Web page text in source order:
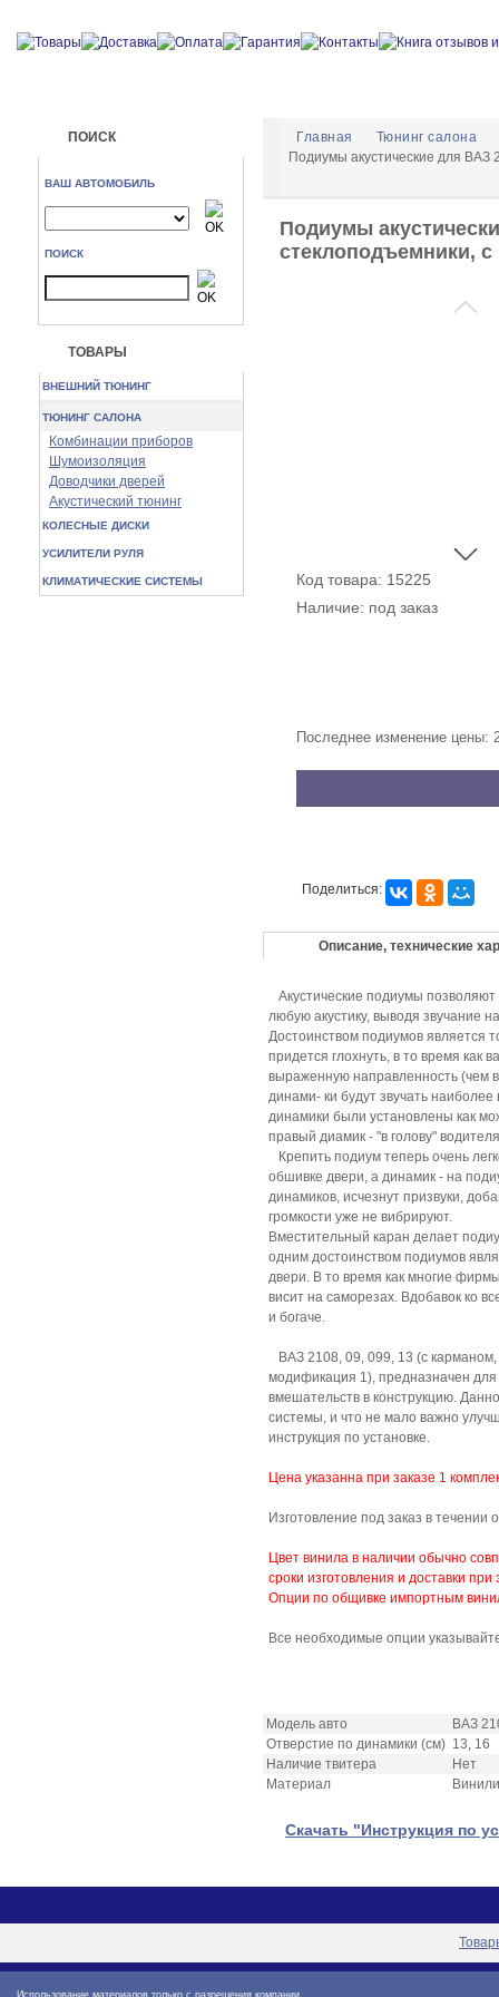
ПОИСК
ВАШ АВТОМОБИЛЬ
ПОИСК
ТОВАРЫ
ВНЕШНИЙ ТЮНИНГ
ТЮНИНГ САЛОНА
Комбинации приборов
Шумоизоляция
Доводчики дверей
Акустический тюнинг
КОЛЕСНЫЕ ДИСКИ
УСИЛИТЕЛИ РУЛЯ
КЛИМАТИЧЕСКИЕ СИСТЕМЫ
Главная
Тюнинг салона
Подиумы акустические для ВАЗ
Подиумы
стеклоподъемники,
Код товара: 15225
Наличие: под заказ
Последнее изменение цены:
Поделиться:
Описание, технические
Акустические подиумы позволяют
любую акустику, выводя звучание
Достоинством подиумов является
придется глохнуть, в то время как
выраженную направленность (чем
динами- ки будут звучать
динамики были установлены как
правый диамик - "в голову"
Крепить подиум теперь очень
обшивке двери, а динамик - на
динамиков, исчезнут призвуки,
громкости уже не вибрируют.
Вместительный каран делает
одним достоинством подиумов
двери. В то время как многие
висит на саморезах. Вдобавок ко
и богаче.
ВАЗ 2108, 09, 099, 13 (с карманом,
модификация 1), предназначен для
вмешательств в конструкцию.
системы, и что не мало важно
инструкция по установке.
Цена указанна при заказе 1
Изготовление под заказ в течении
Цвет винила в наличии обычно
сроки изготовления и доставки при
Опции по общивке импортным
Все необходимые опции
Модель авто
ВАЗ
Отверстие по динамики (см) 13, 16
Наличие твитера
Нет
Материал
Скачать "Инструкция по
Использование материалов только с разрешения компании.